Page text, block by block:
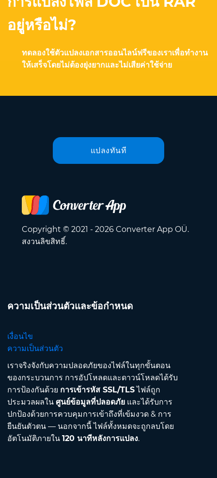
อยู่หรือไม่?
ทดลองใช้ตัวแปลงเอกสารออนไลน์ฟรีของเราเพื่อทำงาน
ให้เสร็จโดยไม่ต้องยุ่งยากและไม่เสียค่าใช้จ่าย
แปลงทันที
Copyright © 2021 - 2026 Converter App OÜ.
สงวนลิขสิทธิ์.
ความเป็นส่วนตัวและข้อกำหนด
เงื่อนไข
ความเป็นส่วนตัว
เราจริงจังกับความปลอดภัยของไฟล์ในทุกขั้นตอน
ของกระบวนการ การอัปโหลดและดาวน์โหลดได้รับ
การป้องกันด้วย การเข้ารหัส SSL/TLSไฟล์ถูก
ประมวลผลใน ศูนย์ข้อมูลที่ปลอดภัย และได้รับการ
ปกป้องด้วยการควบคุมการเข้าถึงที่เข้มงวด & การ
ยืนยันตัวตน — นอกจากนี้ ไฟล์ทั้งหมดจะถูกลบโดย
อัตโนมัติภายใน 120 นาทีหลังการแปลง.